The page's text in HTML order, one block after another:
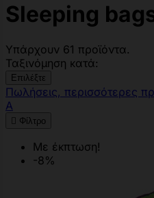
Sleeping
Υπάρχουν 61 προϊόντα.
Ταξινόμηση κατά:
Επιλέξτε
Πωλήσεις, περισσότερες
Α
 Φίλτρο
Με έκπτωση!
-8%